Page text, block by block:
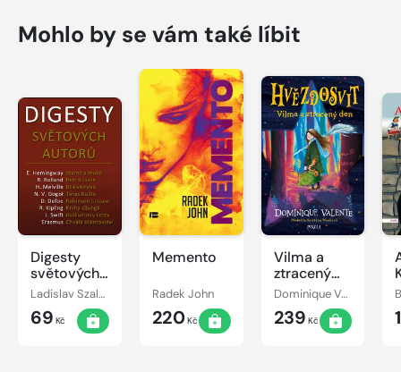
Mohlo by se vám také líbit
Digesty
světových
autorů
Ladislav Szalai, Romana Szalaiová
69 Kč
Memento
Radek John
220Kč
Vilma a
ztracený
den
Dominique Valente
239 Kč